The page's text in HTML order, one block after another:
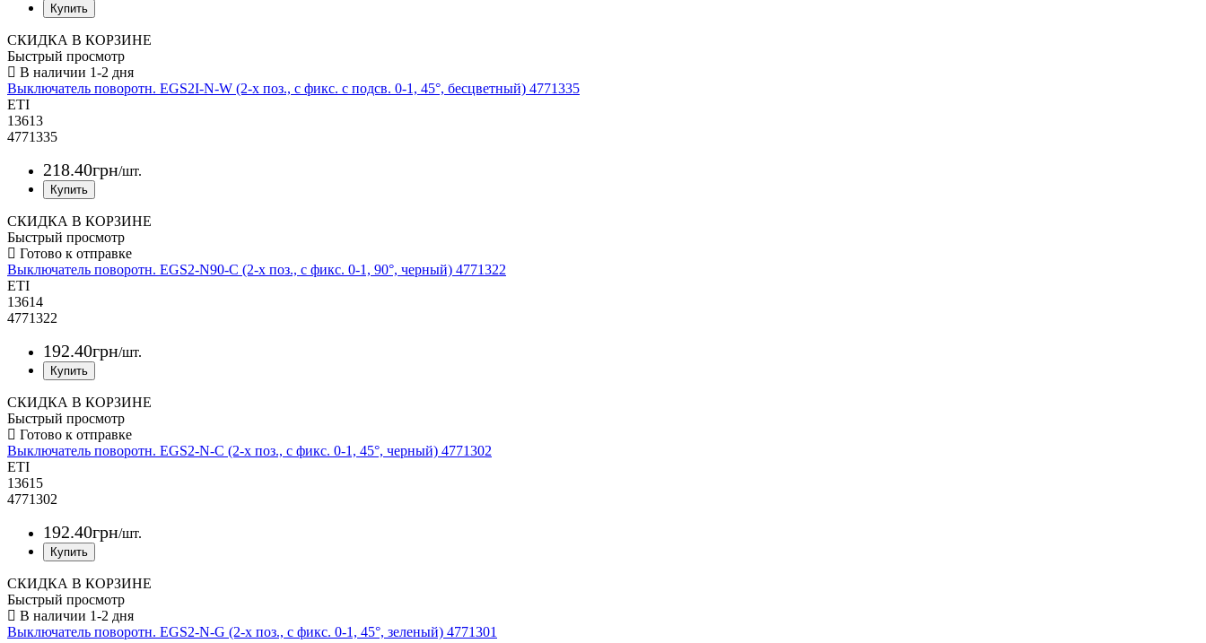
СКИДКА В КОРЗИНЕ
Быстрый просмотр
Выключатель поворотн. EGS2I-N-W (2-х поз., с фикс. с подсв. 0-1, 45°, бесцветный) 4771335
ETI
13613
4771335
218.40грн/шт.
СКИДКА В КОРЗИНЕ
Быстрый просмотр
Выключатель поворотн. EGS2-N90-C (2-х поз., с фикс. 0-1, 90°, черный) 4771322
ETI
13614
4771322
192.40грн/шт.
СКИДКА В КОРЗИНЕ
Быстрый просмотр
Выключатель поворотн. EGS2-N-C (2-х поз., с фикс. 0-1, 45°, черный) 4771302
ETI
13615
4771302
192.40грн/шт.
СКИДКА В КОРЗИНЕ
Быстрый просмотр
Выключатель поворотн. EGS2-N-G (2-х поз., с фикс. 0-1, 45°, зеленый) 4771301